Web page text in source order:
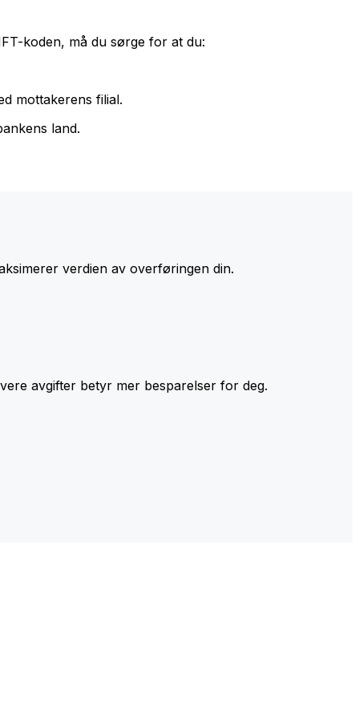
koden, må du sørge for at du:
mottakerens filial.
land.
verdien av overføringen din.
avgifter betyr mer besparelser for deg.